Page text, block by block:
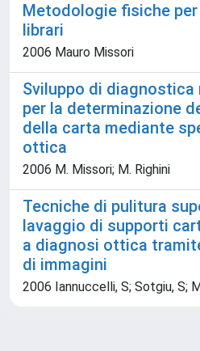
Metodologie fisiche
librari
2006 Mauro Missori
Sviluppo di
per la determinazione
della carta mediante
ottica
2006 M. Missori; M. Righini
Tecniche di pulitura
lavaggio di supporti
a diagnosi ottica
di immagini
2006 Iannuccelli, S; Sotgiu, S;